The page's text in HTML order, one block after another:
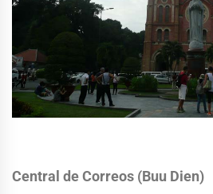
Central de Correos (Buu Dien)